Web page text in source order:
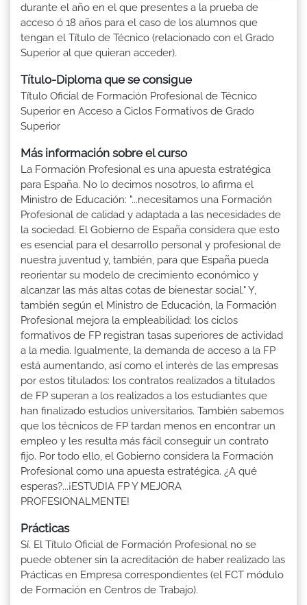
durante el año en el que presentes a la prueba de
acceso ó 18 años para el caso de los alumnos que
tengan el Título de Técnico (relacionado con el Grado
Superior al que quieran acceder).
Título-Diploma que se consigue
Título Oficial de Formación Profesional de Técnico
Superior en Acceso a Ciclos Formativos de Grado
Superior
Más información sobre el curso
La Formación Profesional es una apuesta estratégica
para España. No lo decimos nosotros, lo afirma el
Ministro de Educación: "...necesitamos una Formación
Profesional de calidad y adaptada a las necesidades de
la sociedad. El Gobierno de España considera que esto
es esencial para el desarrollo personal y profesional de
nuestra juventud y, también, para que España pueda
reorientar su modelo de crecimiento económico y
alcanzar las más altas cotas de bienestar social." Y,
también según el Ministro de Educación, la Formación
Profesional mejora la empleabilidad: los ciclos
formativos de FP registran tasas superiores de actividad
a la media. Igualmente, la demanda de acceso a la FP
está aumentando, así como el interés de las empresas
por estos titulados: los contratos realizados a titulados
de FP superan a los realizados a los estudiantes que
han finalizado estudios universitarios. También sabemos
que los técnicos de FP tardan menos en encontrar un
empleo y les resulta más fácil conseguir un contrato
fijo. Por todo ello, el Gobierno considera la Formación
Profesional como una apuesta estratégica. ¿A qué
esperas?...¡ESTUDIA FP Y MEJORA
PROFESIONALMENTE!
Prácticas
Sí. El Título Oficial de Formación Profesional no se
puede obtener sin la acreditación de haber realizado las
Prácticas en Empresa correspondientes (el FCT módulo
de Formación en Centros de Trabajo).